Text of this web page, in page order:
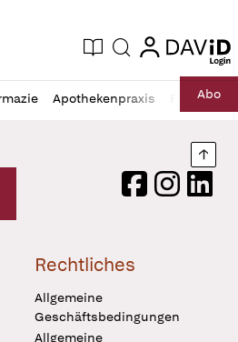
Zeitung
Aktuelle Ausgabe
Suche login
login
Apothekenpraxis RechtAbo
Logo
FacebookInstagram
Rechtliches
Allgemeine
Geschäftsbedingungen
Allgemeine